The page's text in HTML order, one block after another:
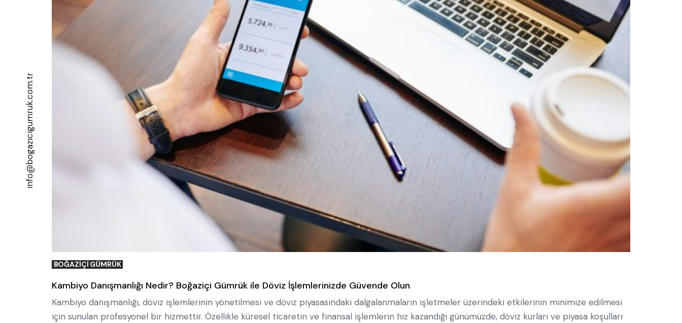
info@bogazicigumruk.com.tr
BOĞAZIÇI GÜMRÜK
Kambiyo Danışmanlığı Nedir? Boğaziçi Gümrük ile Döviz İşlemlerinizde Güvende Olun
Kambiyo danışmanlığı, döviz işlemlerinin yönetilmesi ve döviz piyasasındaki dalgalanmaların işletmeler üzerindeki etkilerinin minimize edilmesi
için sunulan profesyonel bir hizmettir. Özellikle küresel ticaretin ve finansal işlemlerin hız kazandığı günümüzde, döviz kurları ve piyasa koşulları